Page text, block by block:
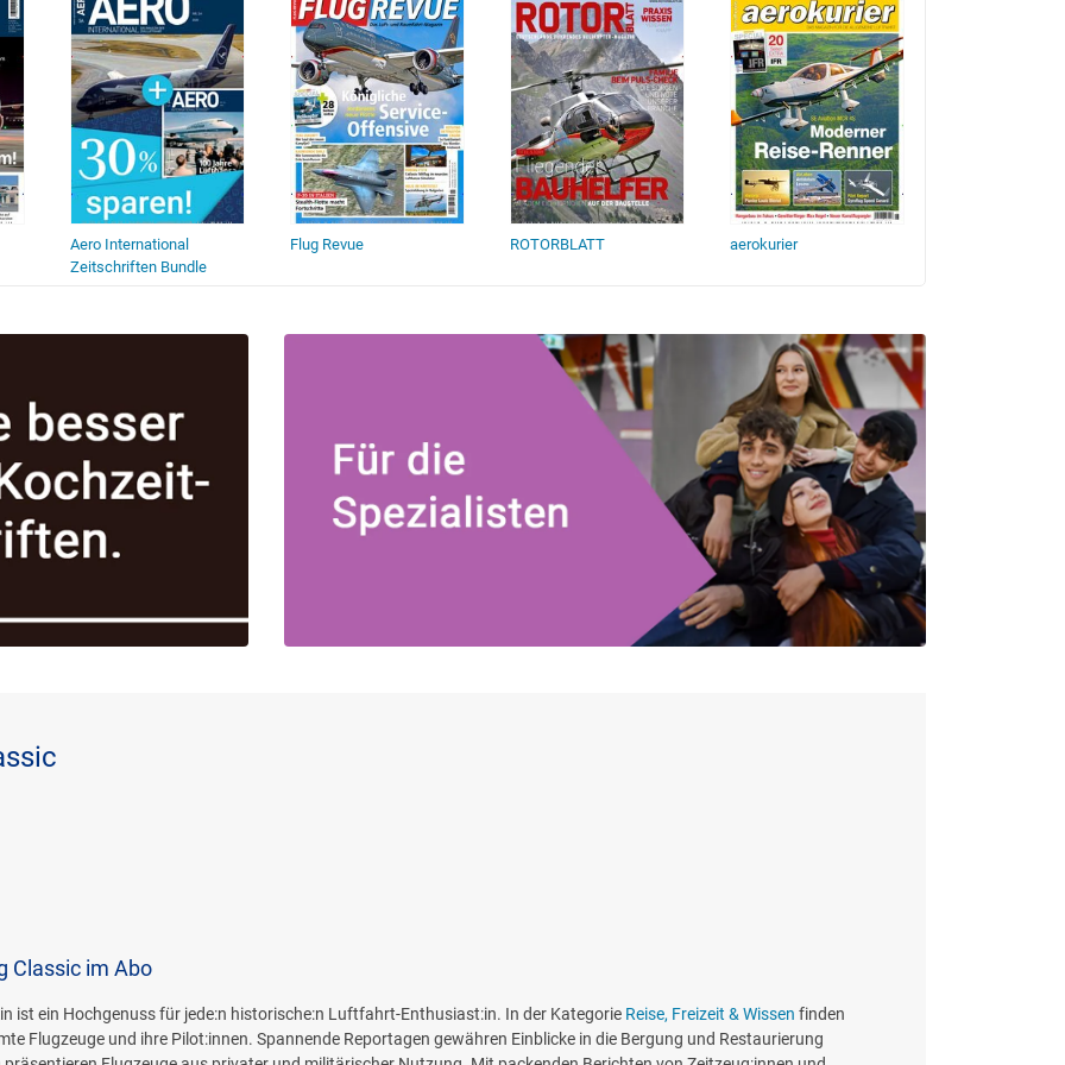
Aero International
Zeitschriften Bundle
Flug Revue ROTORBLATT aerokurier
Classic im Abo
ist ein Hochgenuss für jede:n historische:n Luftfahrt-Enthusiast:in. In der Kategorie Reise, Freizeit & Wissen finden
Flugzeuge und ihre Pilot:innen. Spannende Reportagen gewähren Einblicke in die Bergung und Restaurierung